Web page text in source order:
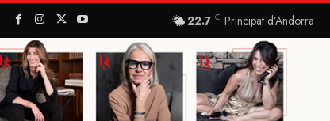
22.7 C Principat d’Andorra